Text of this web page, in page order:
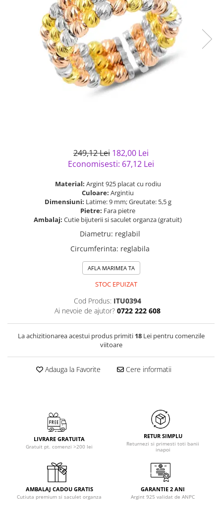
semipretioase
Bijuterii argint placat cu aur
Bijuterii argint cu diverse
Bijuterii argint cu murano
Bijuterii de Lux
Bijuterii gotice si rock
Bijuterii Handmade
Bijuterii fantezie
Casete si cutii de bijuterii
249,12 Lei 182,00 Lei
Economisesti: 67,12 Lei
Material: Argint 925 placat cu rodiu
Culoare: Argintiu
Dimensiuni: Latime: 9 mm; Greutate: 5,5 g
Pietre: Fara pietre
Ambalaj: Cutie bijuterii si saculet organza (gratuit)
Diametru: reglabil
Circumferinta: reglabila
AFLA MARIMEA TA
STOC EPUIZAT
Cod Produs: ITU0394
Ai nevoie de ajutor? 0722 222 608
La achizitionarea acestui produs primiti 18Lei pentru comenzile
viitoare
Adauga la Favorite Cere informatii
LIVRARE GRATUITA
Gratuit pt. comenzi >200 lei
RETUR SIMPLU
Returnezi si primesti toti banii
inapoi
AMBALAJ CADOU GRATIS
Cutiuta premium si saculet organza
GARANTIE 2 ANI
Argint 925 validat de ANPC